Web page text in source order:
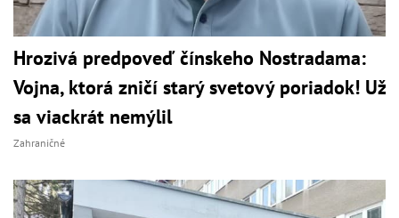
Hrozivá predpoveď čínskeho Nostradama:
Vojna, ktorá zničí starý svetový poriadok! Už
sa viackrát nemýlil
Zahraničné